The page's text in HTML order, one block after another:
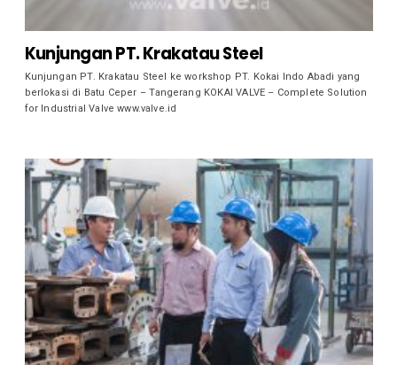
Kunjungan PT. Krakatau Steel
Kunjungan PT. Krakatau Steel ke workshop PT. Kokai Indo Abadi yang
berlokasi di Batu Ceper – Tangerang KOKAI VALVE – Complete Solution
for Industrial Valve www.valve.id